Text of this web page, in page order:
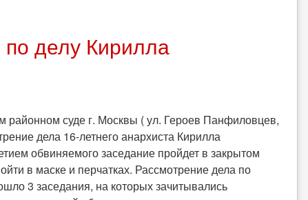
делу Кирилла
районном суде г. Москвы ( ул. Героев Панфиловцев,
дела 16-летнего анархиста Кирилла
обвиняемого заседание пройдет в закрытом
в маске и перчатках. Рассмотрение дела по
3 заседания, на которых зачитывались